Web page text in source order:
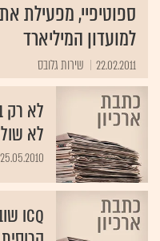
ספוטיפיי, מפעילת
למועדון המיליארד
22.02.2011 שירות גלובס
לא רק
לא
25.05.2010